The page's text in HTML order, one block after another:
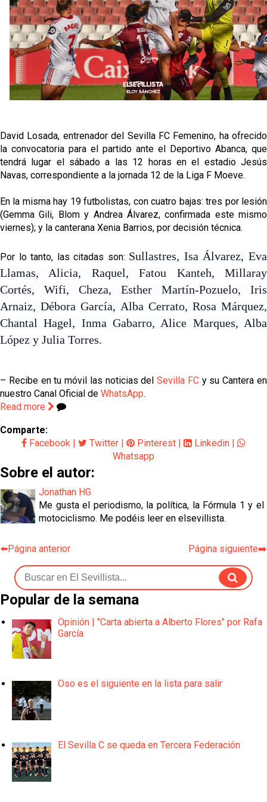
Los posibles herederos del número 16 tras la
marcha de Juanlu
Joan Jordán podría tener al Estrela Amadora como
destino este lunes
IDV reclama dinero al Sevilla por Mercado
David Losada, entrenador del Sevilla FC Femenino, ha ofrecido
la convocatoria para el partido ante el Deportivo Abanca, que
tendrá lugar el sábado a las 12 horas en el estadio Jesús
Navas, correspondiente a la jornada 12 de la Liga F Moeve.
En la misma hay 19 futbolistas, con cuatro bajas: tres por lesión
(Gemma Gili, Blom y Andrea Álvarez, confirmada este mismo
viernes); y la canterana Xenia Barrios, por decisión técnica.
Por lo tanto, las citadas son: Sullastres, Isa Álvarez, Eva
Llamas, Alicia, Raquel, Fatou Kanteh, Millaray
Cortés, Wifi, Cheza, Esther Martín-Pozuelo, Iris
Arnaiz, Débora García, Alba Cerrato, Rosa Márquez,
Chantal Hagel, Inma Gabarro, Alice Marques, Alba
López y Julia Torres.
– Recibe en tu móvil las noticias delSevilla FCy su Cantera en
nuestro Canal Oficial de WhatsApp.
Read more
Comparte:
Facebook | Twitter | Pinterest | Linkedin |
Whatsapp
Sobre el autor:
Jonathan HG
Me gusta el periodismo, la política, la Fórmula 1 y el
motociclismo. Me podéis leer en elsevillista.
⬅️Página anterior Página siguiente➡️
Popular de la semana
Opinión | "Carta abierta a Alberto Flores" por Rafa
García
Oso es el siguiente en la lista para salir
El Sevilla C se queda en Tercera Federación